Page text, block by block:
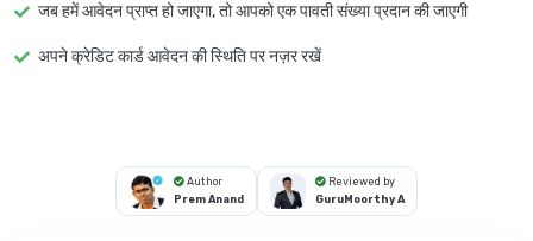
जब हमें आवेदन प्राप्त हो जाएगा, तो आपको एक पावती संख्या प्रदान की जाएगी
अपने क्रेडिट कार्ड आवेदन की स्थिति पर नज़र रखें
Author
Prem Anand
Reviewed by
GuruMoorthy A